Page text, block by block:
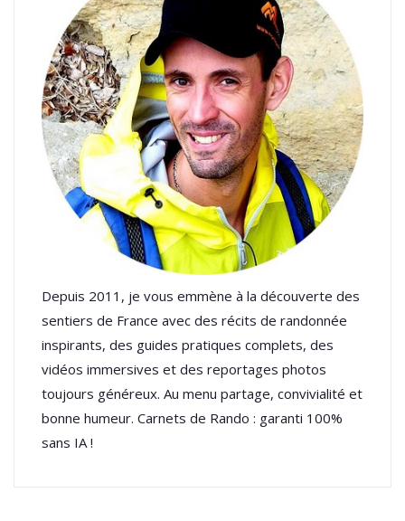
Depuis 2011, je vous emmène à la découverte des
sentiers de France avec des récits de randonnée
inspirants, des guides pratiques complets, des
vidéos immersives et des reportages photos
toujours généreux. Au menu partage, convivialité et
bonne humeur. Carnets de Rando : garanti 100%
sans IA !